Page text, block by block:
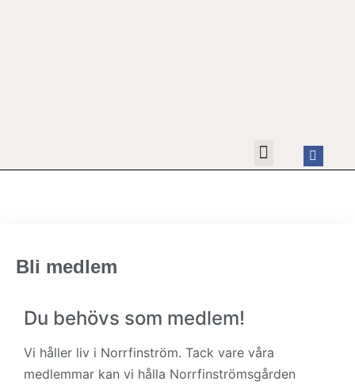
Bli medlem
Du behövs som medlem!
Vi håller liv i Norrfinström. Tack vare våra
medlemmar kan vi hålla Norrfinströmsgården